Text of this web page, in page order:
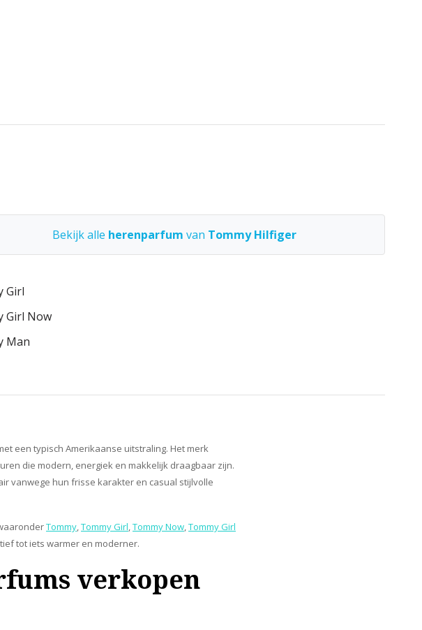
Bekijk alle herenparfum van Tommy Hilfiger
Girl
Girl Now
Man
een typisch Amerikaanse uitstraling. Het merk
die modern, energiek en makkelijk draagbaar zijn.
vanwege hun frisse karakter en casual stijlvolle
Tommy,Tommy Girl,Tommy Now,Tommy Girl
tot iets warmer en moderner.
verkopen